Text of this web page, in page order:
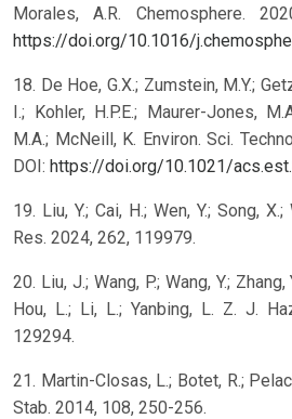
Morales, A.R. Chemosphere.
https://doi.org/10.1016/
18. De Hoe, G.X.; Zumstein, M.Y.;
I.; Kohler, H.P.E.; Maurer-Jones,
M.A.; McNeill, K. Environ. Sci.
DOI: https://doi.org/10.1021/
19. Liu, Y.; Cai, H.; Wen, Y.; Song,
Res. 2024, 262, 119979.
20. Liu, J.; Wang, P.; Wang, Y.; Zhang,
Hou, L.; Li, L.; Yanbing, L. Z. J.
129294.
21. Martin-Closas, L.; Botet, R.;
Stab. 2014, 108, 250-256.